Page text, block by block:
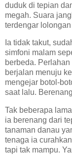
duduk di tepian
megah. Suara
terdengar
Ia tidak takut,
simfoni malam
berbeda.
berjalan menuju
mengejar botol-
saat lalu.
Tak beberapa
ia berenang dari
tanaman danau
tenaga ia
tapi tak mampu.